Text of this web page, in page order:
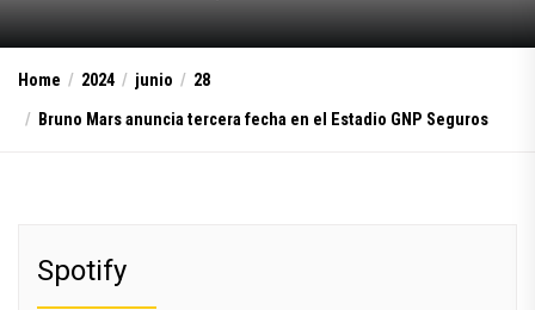
Home 2024 junio
28
Bruno Mars anuncia tercera fecha en el Estadio GNP Seguros
Spotify